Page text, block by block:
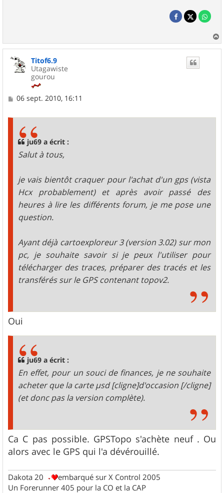
a
Titof6.9
Utagawiste
gourou
M
06 sept. 2010, 16:11
ju69 a écrit :
Salut à tous,
je vais bientôt craquer pour l'achat d'un gps (vista
Hcx probablement) et après avoir passé des
heures à lire les différents forum, je me pose une
question.
Ayant déjà cartoexploreur 3 (version 3.02) sur mon
pc, je souhaite savoir si je peux l'utiliser pour
télécharger des traces, préparer des tracés et les
transférés sur le GPS contenant topov2.
Oui
ju69 a écrit :
En effet, pour un souci de finances, je ne souhaite
acheter que la carte µsd [cligne]d'occasion [/cligne]
(et donc pas la version complète).
Ca C pas possible. GPSTopo s'achète neuf . Ou
alors avec le GPS qui l'a dévérouillé.
Dakota 20
embarqué sur X Control 2005
Un Forerunner 405 pour la CO et la CAP